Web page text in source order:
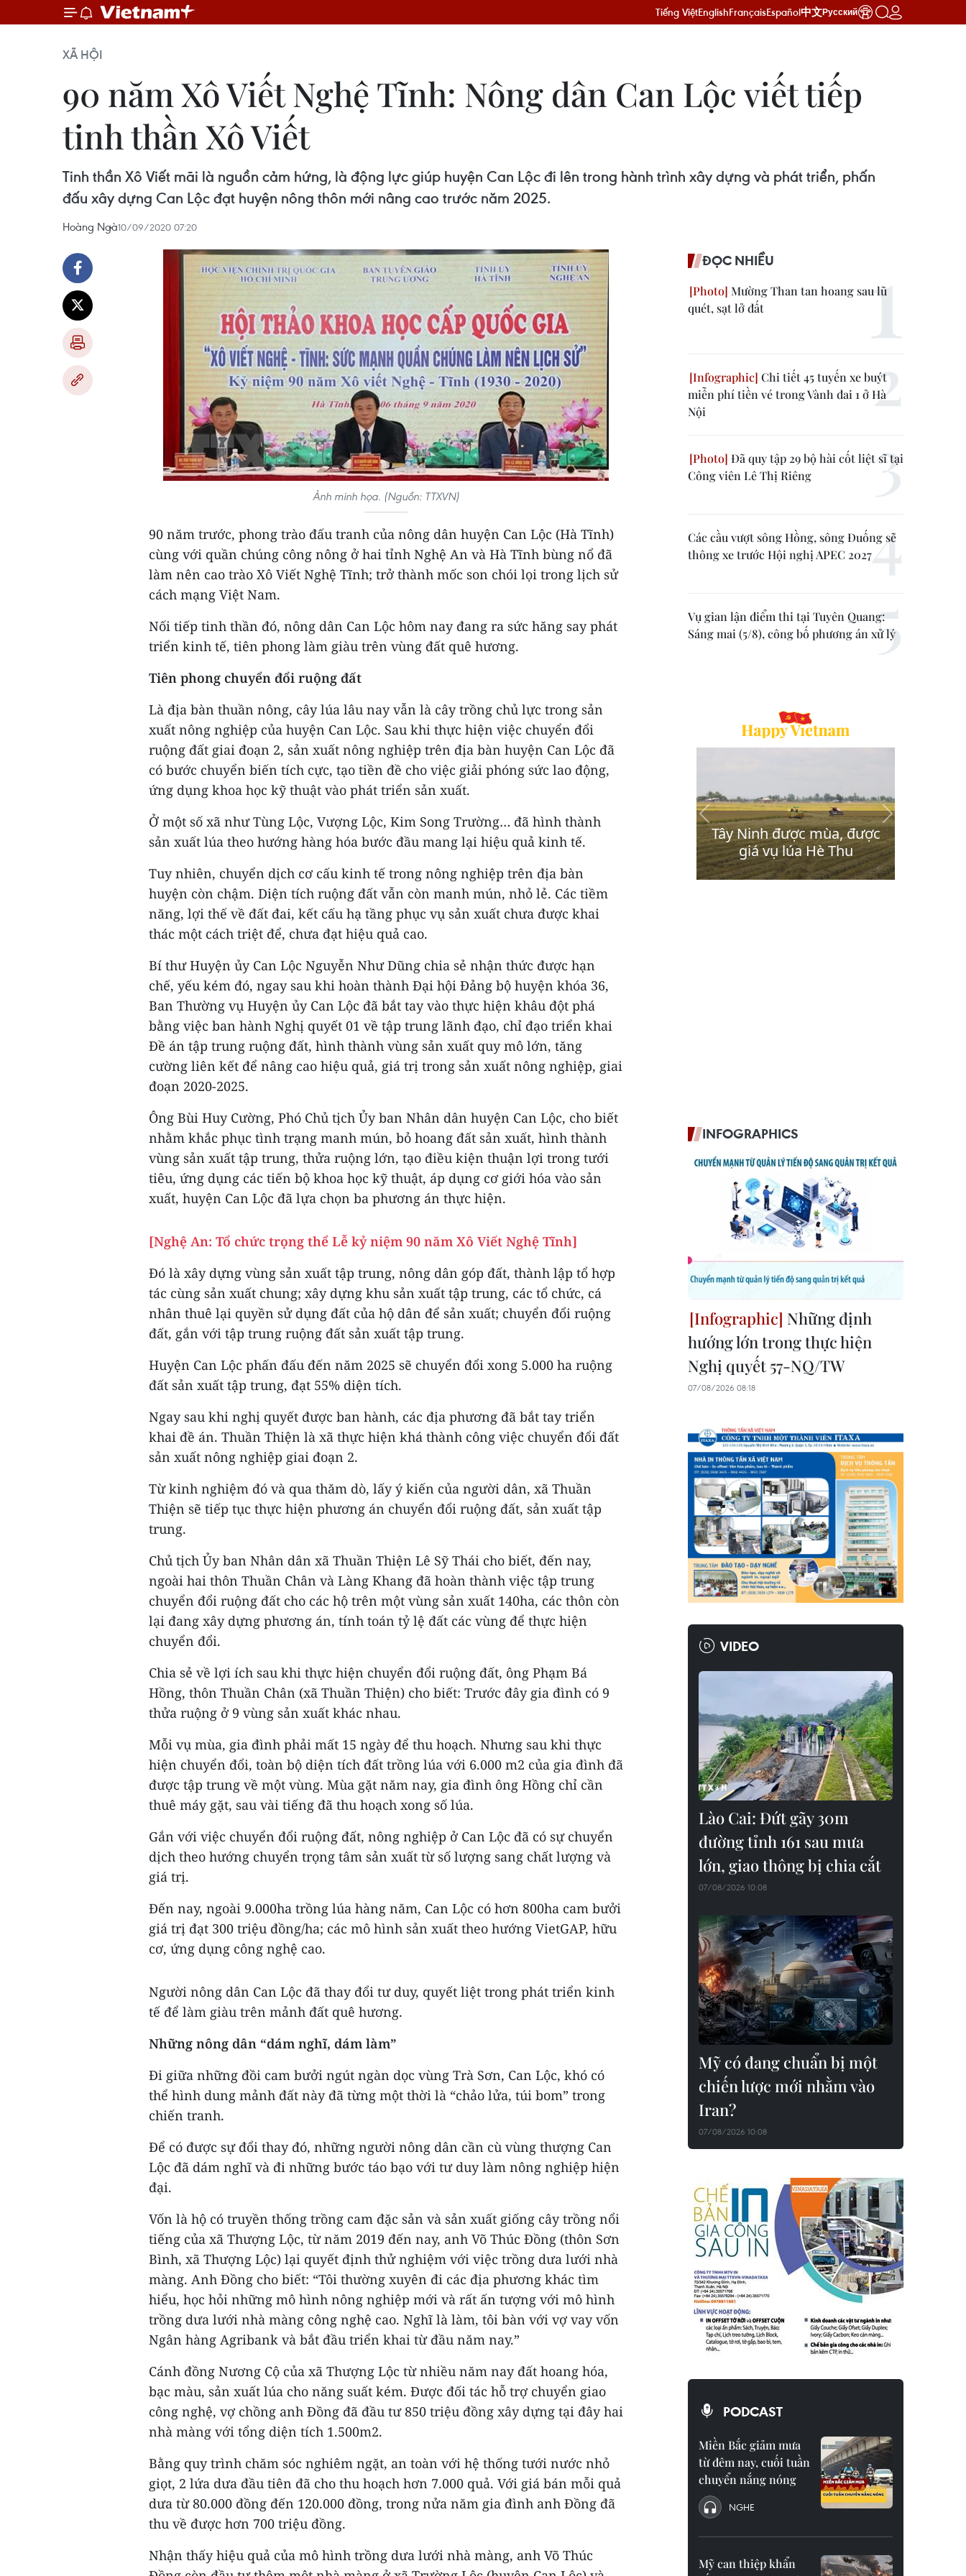
Tiếng ViệtEnglishFrançaisEspañol中文Русский
XÃ HỘI
90 năm Xô Viết Nghệ Tĩnh: Nông dân Can Lộc viết tiếp
tinh thần Xô Viết
Tinh thần Xô Viết mãi là nguồn cảm hứng, là động lực giúp huyện Can Lộc đi lên trong hành trình xây dựng và phát triển, phấn
đấu xây dựng Can Lộc đạt huyện nông thôn mới nâng cao trước năm 2025.
Hoàng Ngà10/09/2020 07:20
Ảnh minh họa. (Nguồn: TTXVN)
90 năm trước, phong trào đấu tranh của nông dân huyện Can Lộc (Hà Tĩnh)
cùng với quần chúng công nông ở hai tỉnh Nghệ An và Hà Tĩnh bùng nổ đã
làm nên cao trào Xô Viết Nghệ Tĩnh; trở thành mốc son chói lọi trong lịch sử
cách mạng Việt Nam.
Nối tiếp tinh thần đó, nông dân Can Lộc hôm nay đang ra sức hăng say phát
triển kinh tế, tiên phong làm giàu trên vùng đất quê hương.
Tiên phong chuyển đổi ruộng đất
Là địa bàn thuần nông, cây lúa lâu nay vẫn là cây trồng chủ lực trong sản
xuất nông nghiệp của huyện Can Lộc. Sau khi thực hiện việc chuyển đổi
ruộng đất giai đoạn 2, sản xuất nông nghiệp trên địa bàn huyện Can Lộc đã
có bước chuyển biến tích cực, tạo tiền đề cho việc giải phóng sức lao động,
ứng dụng khoa học kỹ thuật vào phát triển sản xuất.
Ở một số xã như Tùng Lộc, Vượng Lộc, Kim Song Trường… đã hình thành
sản xuất lúa theo hướng hàng hóa bước đầu mang lại hiệu quả kinh tế.
Tuy nhiên, chuyển dịch cơ cấu kinh tế trong nông nghiệp trên địa bàn
huyện còn chậm. Diện tích ruộng đất vẫn còn manh mún, nhỏ lẻ. Các tiềm
năng, lợi thế về đất đai, kết cấu hạ tầng phục vụ sản xuất chưa được khai
thác một cách triệt để, chưa đạt hiệu quả cao.
Bí thư Huyện ủy Can Lộc Nguyễn Như Dũng chia sẻ nhận thức được hạn
chế, yếu kém đó, ngay sau khi hoàn thành Đại hội Đảng bộ huyện khóa 36,
Ban Thường vụ Huyện ủy Can Lộc đã bắt tay vào thực hiện khâu đột phá
bằng việc ban hành Nghị quyết 01 về tập trung lãnh đạo, chỉ đạo triển khai
Đề án tập trung ruộng đất, hình thành vùng sản xuất quy mô lớn, tăng
cường liên kết để nâng cao hiệu quả, giá trị trong sản xuất nông nghiệp, giai
đoạn 2020-2025.
Ông Bùi Huy Cường, Phó Chủ tịch Ủy ban Nhân dân huyện Can Lộc, cho biết
nhằm khắc phục tình trạng manh mún, bỏ hoang đất sản xuất, hình thành
vùng sản xuất tập trung, thửa ruộng lớn, tạo điều kiện thuận lợi trong tưới
tiêu, ứng dụng các tiến bộ khoa học kỹ thuật, áp dụng cơ giới hóa vào sản
xuất, huyện Can Lộc đã lựa chọn ba phương án thực hiện.
[Nghệ An: Tổ chức trọng thể Lễ kỷ niệm 90 năm Xô Viết Nghệ Tĩnh]
Đó là xây dựng vùng sản xuất tập trung, nông dân góp đất, thành lập tổ hợp
tác cùng sản xuất chung; xây dựng khu sản xuất tập trung, các tổ chức, cá
nhân thuê lại quyền sử dụng đất của hộ dân để sản xuất; chuyển đổi ruộng
đất, gắn với tập trung ruộng đất sản xuất tập trung.
Huyện Can Lộc phấn đấu đến năm 2025 sẽ chuyển đổi xong 5.000 ha ruộng
đất sản xuất tập trung, đạt 55% diện tích.
Ngay sau khi nghị quyết được ban hành, các địa phương đã bắt tay triển
khai đề án. Thuần Thiện là xã thực hiện khá thành công việc chuyển đổi đất
sản xuất nông nghiệp giai đoạn 2.
Từ kinh nghiệm đó và qua thăm dò, lấy ý kiến của người dân, xã Thuần
Thiện sẽ tiếp tục thực hiện phương án chuyển đổi ruộng đất, sản xuất tập
trung.
Chủ tịch Ủy ban Nhân dân xã Thuần Thiện Lê Sỹ Thái cho biết, đến nay,
ngoài hai thôn Thuần Chân và Làng Khang đã hoàn thành việc tập trung
chuyển đổi ruộng đất cho các hộ trên một vùng sản xuất 140ha, các thôn còn
lại đang xây dựng phương án, tính toán tỷ lệ đất các vùng để thực hiện
chuyển đổi.
Chia sẻ về lợi ích sau khi thực hiện chuyển đổi ruộng đất, ông Phạm Bá
Hồng, thôn Thuần Chân (xã Thuần Thiện) cho biết: Trước đây gia đình có 9
thửa ruộng ở 9 vùng sản xuất khác nhau.
Mỗi vụ mùa, gia đình phải mất 15 ngày để thu hoạch. Nhưng sau khi thực
hiện chuyển đổi, toàn bộ diện tích đất trồng lúa với 6.000 m2 của gia đình đã
được tập trung về một vùng. Mùa gặt năm nay, gia đình ông Hồng chỉ cần
thuê máy gặt, sau vài tiếng đã thu hoạch xong số lúa.
Gắn với việc chuyển đổi ruộng đất, nông nghiệp ở Can Lộc đã có sự chuyển
dịch theo hướng chuyển trọng tâm sản xuất từ số lượng sang chất lượng và
giá trị.
Đến nay, ngoài 9.000ha trồng lúa hàng năm, Can Lộc có hơn 800ha cam bưởi
giá trị đạt 300 triệu đồng/ha; các mô hình sản xuất theo hướng VietGAP, hữu
cơ, ứng dụng công nghệ cao.
Người nông dân Can Lộc đã thay đổi tư duy, quyết liệt trong phát triển kinh
tế để làm giàu trên mảnh đất quê hương.
Những nông dân “dám nghĩ, dám làm”
Đi giữa những đồi cam bưởi ngút ngàn dọc vùng Trà Sơn, Can Lộc, khó có
thể hình dung mảnh đất này đã từng một thời là “chảo lửa, túi bom” trong
chiến tranh.
Để có được sự đổi thay đó, những người nông dân cần cù vùng thượng Can
Lộc đã dám nghĩ và đi những bước táo bạo với tư duy làm nông nghiệp hiện
đại.
Vốn là hộ có truyền thống trồng cam đặc sản và sản xuất giống cây trồng nổi
tiếng của xã Thượng Lộc, từ năm 2019 đến nay, anh Võ Thúc Đồng (thôn Sơn
Bình, xã Thượng Lộc) lại quyết định thử nghiệm với việc trồng dưa lưới nhà
màng. Anh Đồng cho biết: “Tôi thường xuyên đi các địa phương khác tìm
hiểu, học hỏi những mô hình nông nghiệp mới và rất ấn tượng với mô hình
trồng dưa lưới nhà màng công nghệ cao. Nghĩ là làm, tôi bàn với vợ vay vốn
Ngân hàng Agribank và bắt đầu triển khai từ đầu năm nay.”
Cánh đồng Nương Cộ của xã Thượng Lộc từ nhiều năm nay đất hoang hóa,
bạc màu, sản xuất lúa cho năng suất kém. Được đối tác hỗ trợ chuyển giao
công nghệ, vợ chồng anh Đồng đã đầu tư 850 triệu đồng xây dựng tại đây hai
nhà màng với tổng diện tích 1.500m2.
Bằng quy trình chăm sóc nghiêm ngặt, an toàn với hệ thống tưới nước nhỏ
giọt, 2 lứa dưa đầu tiên đã cho thu hoạch hơn 7.000 quả. Với giá bán mỗi quả
dưa từ 80.000 đồng đến 120.000 đồng, trong nửa năm gia đình anh Đồng đã
thu về được hơn 700 triệu đồng.
Nhận thấy hiệu quả của mô hình trồng dưa lưới nhà màng, anh Võ Thúc
ĐỌC NHIỀU
Mường Than tan hoang sau lũ
quét, sạt lở đất
Chi tiết 45 tuyến xe buýt
miễn phí tiền vé trong Vành đai 1 ở Hà
Nội
Đã quy tập 29 bộ hài cốt liệt sĩ tại
Công viên Lê Thị Riêng
Các cầu vượt sông Hồng, sông Đuống sẽ
thông xe trước Hội nghị APEC 2027
Vụ gian lận điểm thi tại Tuyên Quang:
Sáng mai (5/8), công bố phương án xử lý
INFOGRAPHICS
Những định
hướng lớn trong thực hiện
Nghị quyết 57-NQ/TW
07/08/2026 08:18
VIDEO
Lào Cai: Đứt gãy 30m
đường tỉnh 161 sau mưa
lớn, giao thông bị chia cắt
07/08/2026 10:08
Mỹ có đang chuẩn bị một
chiến lược mới nhằm vào
Iran?
07/08/2026 10:08
PODCAST
Miền Bắc giảm mưa
từ đêm nay, cuối tuần
chuyển nắng nóng
NGHE
Mỹ can thiệp khẩn